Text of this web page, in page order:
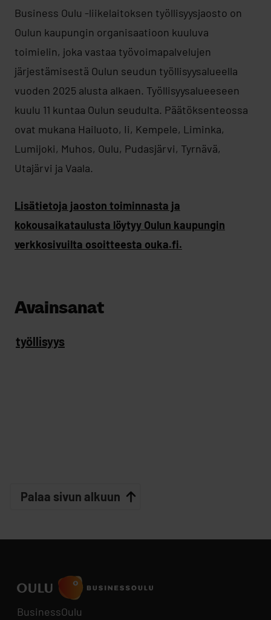
Business Oulu -liikelaitoksen työllisyysjaosto on
Oulun kaupungin organisaatioon kuuluva
toimielin, joka vastaa työvoimapalvelujen
järjestämisestä Oulun seudun työllisyysalueella
vuoden 2025 alusta alkaen. Työllisyysalueeseen
kuulu 11 kuntaa Oulun seudulta. Päätöksenteossa
ovat mukana Hailuoto, Ii, Kempele, Liminka,
Lumijoki, Muhos, Oulu, Pudasjärvi, Tyrnävä,
Utajärvi ja Vaala.
Lisätietoja jaoston toiminnasta ja
kokousaikataulusta löytyy Oulun kaupungin
verkkosivuilta osoitteesta ouka.fi.
Avainsanat
työllisyys
Palaa sivun alkuun
BusinessOulu